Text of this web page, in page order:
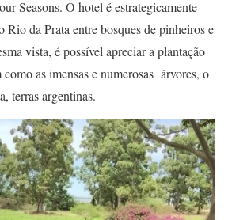
Seasons. O hotel é estrategicamente
Rio da Prata entre bosques de pinheiros e
vista, é possível apreciar a plantação
as imensas e numerosas árvores, o
terras argentinas.